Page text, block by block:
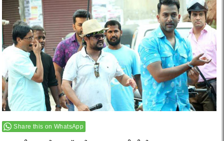
Share this on WhatsApp